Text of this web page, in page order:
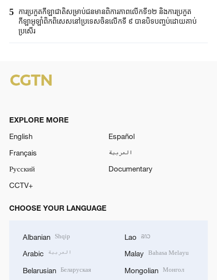
5
ការប្រកួតកីឡាជាតិសម្រាប់ជនមានពិការភាពលើកទី១២ និងការប្រកួត
កីឡាអូឡាំពិកពិសេសនៅប្រទេសចិនលើកទី ៩ បានបិទបញ្ចប់ដោយគាប់
ប្រសើរ
EXPLORE MORE
English
Español
Français
العربية
Русский
Documentary
CCTV+
CHOOSE YOUR LANGUAGE
Albanian Shqip
Arabic العربية
Belarusian Беларуская
Lao ລາວ
Malay Bahasa Melayu
Mongolian Монгол